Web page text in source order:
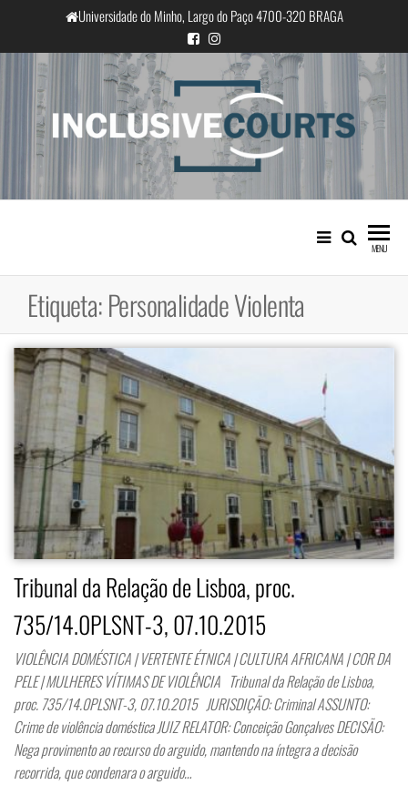
o
conteúdo
Universidade do Minho, Largo do Paço 4700-320 BRAGA
InclusiveCourts
Igualdade e diferença cultural na
prática judicial portuguesa
MENU
Etiqueta:Personalidade Violenta
Tribunal da Relação de Lisboa, proc.
735/14.0PLSNT-3, 07.10.2015
VIOLÊNCIA DOMÉSTICA | VERTENTE ÉTNICA | CULTURA AFRICANA | COR DA
PELE | MULHERES VÍTIMAS DE VIOLÊNCIA Tribunal da Relação de Lisboa,
proc. 735/14.0PLSNT-3, 07.10.2015 JURISDIÇÃO: Criminal ASSUNTO:
Crime de violência doméstica JUIZ RELATOR: Conceição Gonçalves DECISÃO:
Nega provimento ao recurso do arguido, mantendo na íntegra a decisão
recorrida, que condenara o arguido…